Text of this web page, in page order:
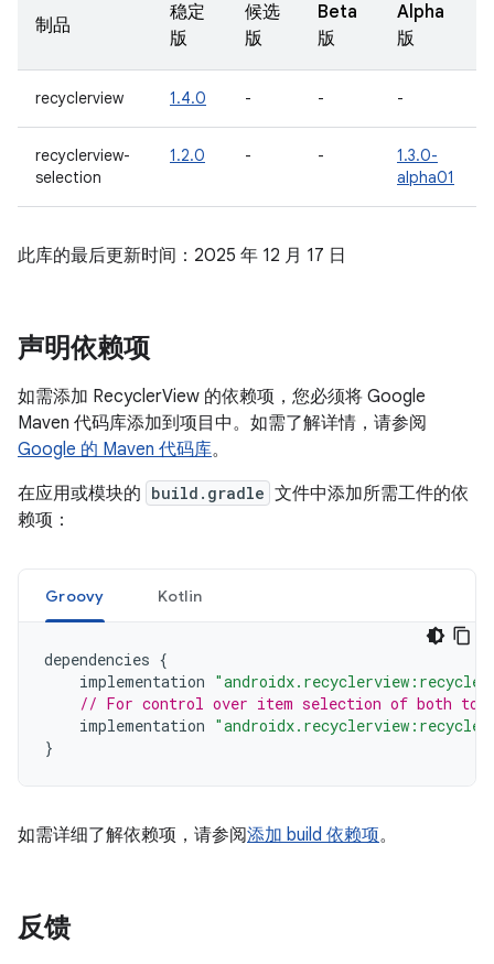
制品
稳定
版
候选
版
Beta
版
Alpha
版
recyclerview 1.4.0 - - -
recyclerview-
selection
1.2.0 - -
1.3.0-
alpha01
此库的最后更新时间：2025 年 12 月 17 日
声明依赖项
如需添加 RecyclerView 的依赖项，您必须将 Google
Maven 代码库添加到项目中。如需了解详情，请参阅
Google 的 Maven 代码库。
在应用或模块的 build.gradle 文件中添加所需工件的依
赖项：
Groovy Kotlin
dependencies {
implementation
// For control over item selection of both
implementation
}
如需详细了解依赖项，请参阅添加 build 依赖项。
反馈